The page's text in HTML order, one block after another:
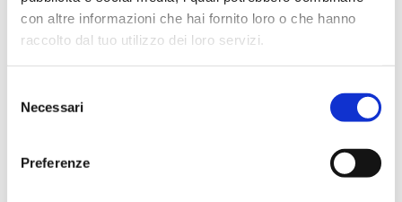
con altre informazioni che hai fornito loro o che hanno
raccolto dal tuo utilizzo dei loro servizi.
delNecessari
Preferenze